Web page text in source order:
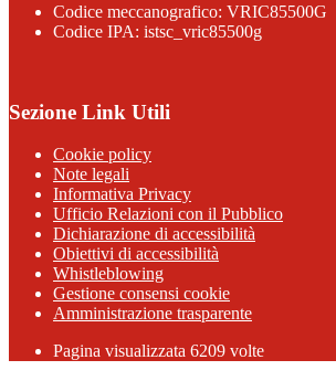
Codice meccanografico: VRIC85500G
Codice IPA: istsc_vric85500g
Sezione Link Utili
Cookie policy
Note legali
Informativa Privacy
Ufficio Relazioni con il Pubblico
Dichiarazione di accessibilità
Obiettivi di accessibilità
Whistleblowing
Gestione consensi cookie
Amministrazione trasparente
Pagina visualizzata 6209 volte